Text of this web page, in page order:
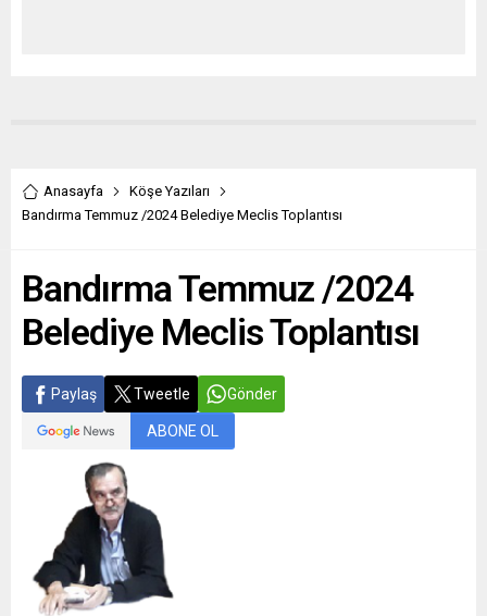
Anasayfa
Köşe Yazıları
Bandırma Temmuz /2024 Belediye Meclis Toplantısı
Bandırma Temmuz /2024
Belediye Meclis Toplantısı
Paylaş Tweetle Gönder
ABONE OL